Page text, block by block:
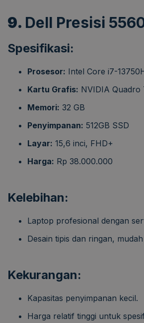
9. Dell Presisi
Spesifikasi:
Prosesor: Intel Core i7-
Kartu Grafis: NVIDIA Quadro
Memori: 32 GB
Penyimpanan: 512GB SSD
Layar: 15,6 inci, FHD+
Harga: Rp 38.000.000
Kelebihan:
Laptop profesional dengan
Desain tipis dan ringan,
Kekurangan:
Kapasitas penyimpanan kecil.
Harga relatif tinggi untuk